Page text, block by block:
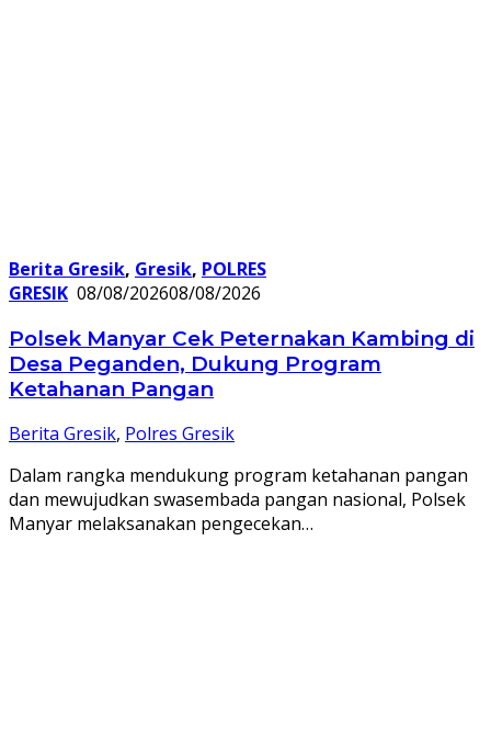
Berita Gresik, Gresik, POLRES
GRESIK 08/08/202608/08/2026
Polsek Manyar Cek Peternakan Kambing di
Desa Peganden, Dukung Program
Ketahanan Pangan
Berita Gresik, Polres Gresik
Dalam rangka mendukung program ketahanan pangan
dan mewujudkan swasembada pangan nasional, Polsek
Manyar melaksanakan pengecekan…